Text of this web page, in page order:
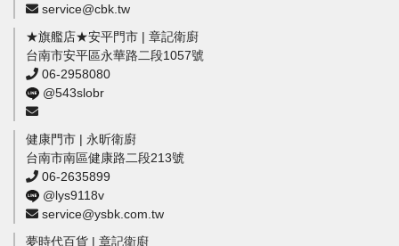
service@cbk.tw
★旗艦店★安平門市 | 章記衛廚
台南市安平區永華路二段1057號
06-2958080
@543slobr
健康門市 | 永昕衛廚
台南市南區健康路二段213號
06-2635899
@lys9118v
service@ysbk.com.tw
夢時代百貨 | 章記衛廚